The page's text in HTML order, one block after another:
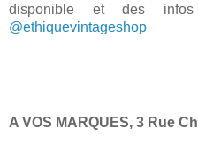
disponible et des infos
@ethiquevintageshop
A VOS MARQUES, 3 Rue